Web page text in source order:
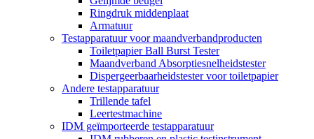
Ringdruk middenplaat
Armatuur
Testapparatuur voor maandverbandproducten
Toiletpapier Ball Burst Tester
Maandverband Absorptiesnelheidstester
Dispergeerbaarheidstester voor toiletpapier
Andere testapparatuur
Trillende tafel
Leertestmachine
IDM geïmporteerde testapparatuur